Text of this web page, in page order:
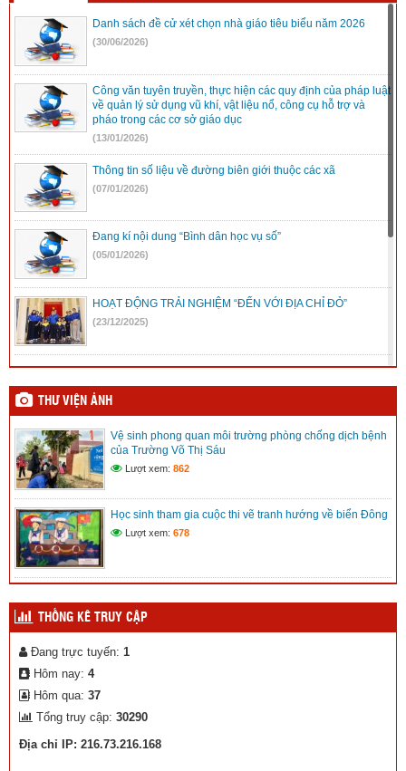
Danh sách đề cử xét chọn nhà giáo tiêu biểu năm 2026
(30/06/2026)
Công văn tuyên truyền, thực hiện các quy định của pháp luật
về quản lý sử dụng vũ khí, vật liệu nổ, công cụ hỗ trợ và
pháo trong các cơ sở giáo dục
(13/01/2026)
Thông tin số liệu về đường biên giới thuộc các xã
(07/01/2026)
Đang kí nội dung “Bình dân học vụ số”
(05/01/2026)
HOẠT ĐỘNG TRẢI NGHIỆM “ĐẾN VỚI ĐỊA CHỈ ĐỎ”
(23/12/2025)
Mic không dây, những điều cần biết
(08/12/2025)
Kế hoạch Hội khỏe Phù đổng tỉnh Lâm Đồng lần I
(08/12/2025)
(12/11/2025)
THƯ VIỆN ẢNH
Vệ sinh phong quan môi trường phòng chống dịch bệnh
của Trường Võ Thị Sáu
Lượt xem: 862
Học sinh tham gia cuộc thi vẽ tranh hướng về biển Đông
Lượt xem: 678
THỐNG KÊ TRUY CẬP
Đang trực tuyến: 1
Hôm nay: 4
Hôm qua: 37
Tổng truy cập: 30290
Địa chỉ IP: 216.73.216.168